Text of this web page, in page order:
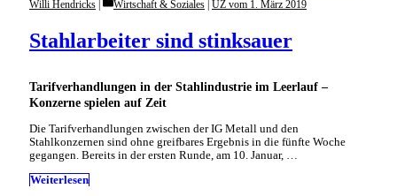
Tarifverhandlungen in der Stahlindustrie im Leerlauf –
Konzerne spielen auf Zeit
Stahlarbeiter sind stinksauer
Willi Hendricks Categories
Wirtschaft & Soziales UZ vom 1. März 2019
Die Tarifverhandlungen zwischen der IG Metall und den
Stahlkonzernen sind ohne greifbares Ergebnis in die fünfte Woche
gegangen. Bereits in der ersten Runde, am 10. Januar, …
Weiterlesen